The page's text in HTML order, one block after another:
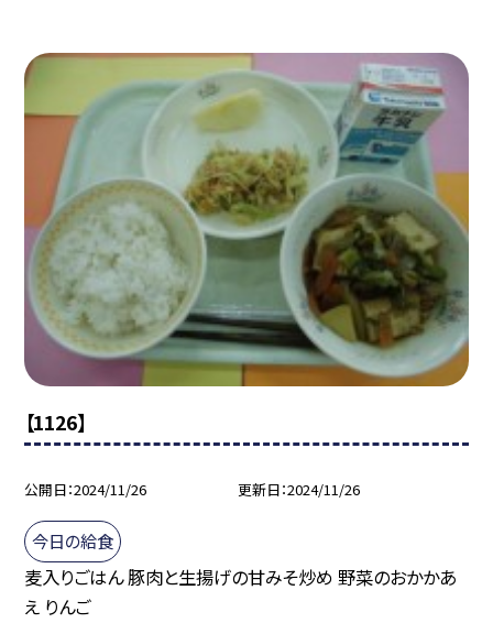
【1126】
公開日 2024/11/26 更新日 2024/11/26
今日の給食
麦入りごはん 豚肉と生揚げの甘みそ炒め 野菜のおかかあ
え りんご